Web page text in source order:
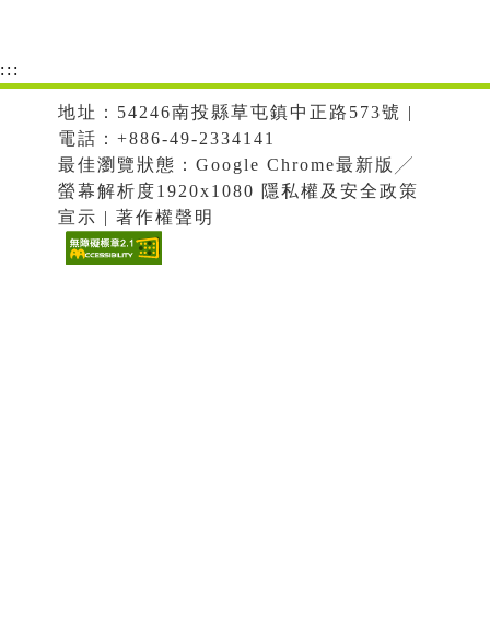
:::
地址：54246南投縣草屯鎮中正路573號 |
電話：+886-49-2334141
最佳瀏覽狀態：Google Chrome最新版╱
螢幕解析度1920x1080 隱私權及安全政策
宣示 | 著作權聲明